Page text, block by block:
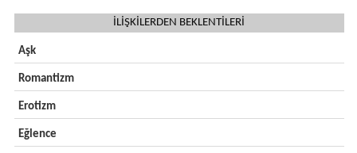
İLİŞKİLERDEN BEKLENTİLERİ
Aşk
Romantizm
Erotizm
Eğlence